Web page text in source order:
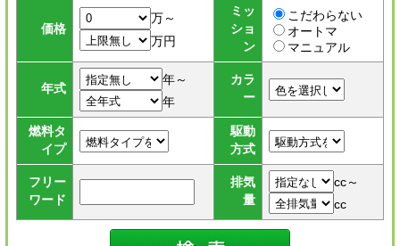
価格
万～
万円
ミッ
ショ
ン
こだわらない
オートマ
マニュアル
年式
年～
年
カラ
ー
燃料タ
イプ
駆動
方式
フリー
ワード
排気
量
cc～
cc